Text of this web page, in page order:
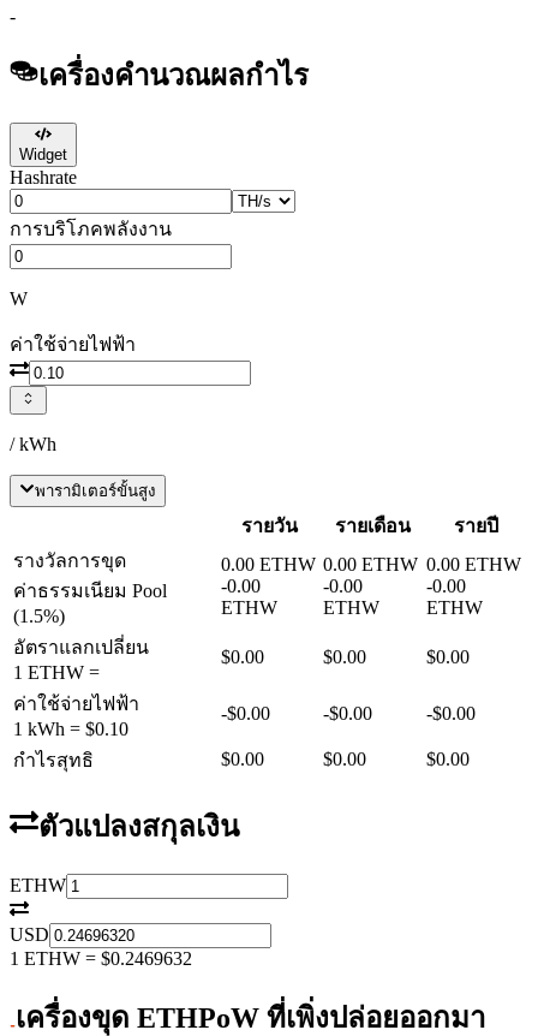
-
เครื่องคำนวณผลกำไร
Widget
Hashrate
การบริโภคพลังงาน
W
ค่าใช้จ่ายไฟฟ้า
/ kWh
พารามิเตอร์ขั้นสูง
รายวัน รายเดือน
รายปี
รางวัลการขุด
ค่าธรรมเนียม Pool
(1.5%)
0.00 ETHW
-0.00
ETHW
0.00 ETHW
-0.00
ETHW
0.00 ETHW
-0.00
ETHW
อัตราแลกเปลี่ยน
1 ETHW =
$0.00 $0.00 $0.00
ค่าใช้จ่ายไฟฟ้า
1 kWh = $0.10
-$0.00 -$0.00 -$0.00
กำไรสุทธิ $0.00 $0.00 $0.00
ตัวแปลงสกุลเงิน
ETHW
USD
1 ETHW = $0.2469632
เครื่องขุด ETHPoW ที่เพิ่งปล่อยออกมา